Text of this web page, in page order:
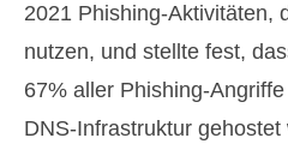
2021 Phishing-Aktivitäten,
nutzen, und stellte fest,
67% aller Phishing-
DNS-Infrastruktur